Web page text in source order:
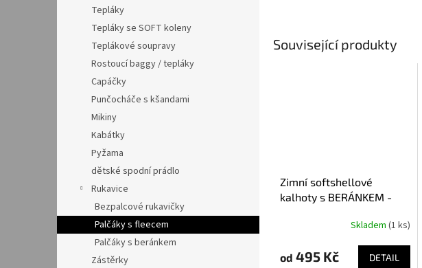
Tepláky
Tepláky se SOFT koleny
Teplákové soupravy
Rostoucí baggy / tepláky
Capáčky
Punčocháče s kšandami
Mikiny
Kabátky
Pyžama
dětské spodní prádlo
Rukavice
Bezpalcové rukavičky
Palčáky s fleecem
Palčáky s beránkem
Zástěrky
Související produkty
Zimní softshellové
kalhoty s BERÁNKEM -
Skladem (1 ks)
od 495 Kč DETAIL